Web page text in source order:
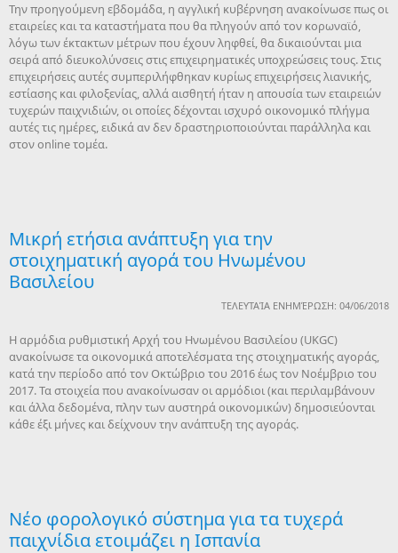
Την προηγούμενη εβδομάδα, η αγγλική κυβέρνηση ανακοίνωσε πως οι
εταιρείες και τα καταστήματα που θα πληγούν από τον κορωναϊό,
λόγω των έκτακτων μέτρων που έχουν ληφθεί, θα δικαιούνται μια
σειρά από διευκολύνσεις στις επιχειρηματικές υποχρεώσεις τους. Στις
επιχειρήσεις αυτές συμπεριλήφθηκαν κυρίως επιχειρήσεις λιανικής,
εστίασης και φιλοξενίας, αλλά αισθητή ήταν η απουσία των εταιρειών
τυχερών παιχνιδιών, οι οποίες δέχονται ισχυρό οικονομικό πλήγμα
αυτές τις ημέρες, ειδικά αν δεν δραστηριοποιούνται παράλληλα και
στον online τομέα.
Μικρή ετήσια ανάπτυξη για την
στοιχηματική αγορά του Ηνωμένου
Βασιλείου
ΤΕΛΕΥΤΑΊΑ ΕΝΗΜΈΡΩΣΗ: 04/06/2018
Η αρμόδια ρυθμιστική Αρχή του Ηνωμένου Βασιλείου (UKGC)
ανακοίνωσε τα οικονομικά αποτελέσματα της στοιχηματικής αγοράς,
κατά την περίοδο από τον Οκτώβριο του 2016 έως τον Νοέμβριο του
2017. Τα στοιχεία που ανακοίνωσαν οι αρμόδιοι (και περιλαμβάνουν
και άλλα δεδομένα, πλην των αυστηρά οικονομικών) δημοσιεύονται
κάθε έξι μήνες και δείχνουν την ανάπτυξη της αγοράς.
Νέο φορολογικό σύστημα για τα τυχερά
παιχνίδια ετοιμάζει η Ισπανία